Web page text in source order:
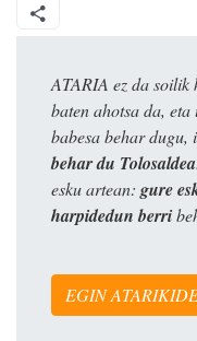
ATARIA ez da soilik
baten ahotsa da,
babesa behar dugu,
behar du Tolosaldea
esku artean: gure
harpidedun berri
EGIN